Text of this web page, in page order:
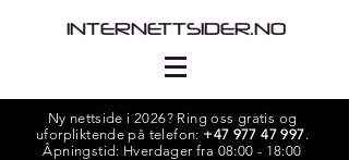
INTERNETTSIDER.NO
Ny nettside i 2026? Ring oss gratis og
uforpliktende på telefon: +47 977 47 997.
Åpningstid: Hverdager fra 08:00 - 18:00